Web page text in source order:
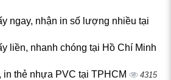
ngay, nhận in số lượng nhiều tại
liền, nhanh chóng tại Hồ Chí Minh
in thẻ nhựa PVC tại TPHCM 4315